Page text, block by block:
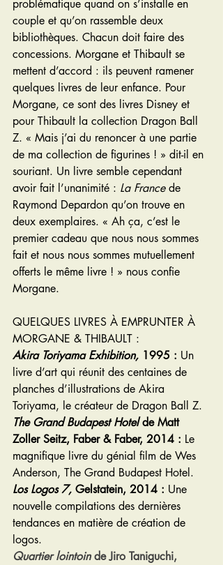
problématique quand on s’installe en
couple et qu’on rassemble deux
bibliothèques. Chacun doit faire des
concessions. Morgane et Thibault se
mettent d’accord : ils peuvent ramener
quelques livres de leur enfance. Pour
Morgane, ce sont des livres Disney et
pour Thibault la collection Dragon Ball
Z. « Mais j’ai du renoncer à une partie
de ma collection de figurines ! » dit-il en
souriant. Un livre semble cependant
avoir fait l’unanimité : La France de
Raymond Depardon qu’on trouve en
deux exemplaires. « Ah ça, c’est le
premier cadeau que nous nous sommes
fait et nous nous sommes mutuellement
offerts le même livre ! » nous confie
Morgane.
QUELQUES LIVRES À EMPRUNTER À
MORGANE & THIBAULT :
Akira Toriyama Exhibition, 1995 : Un
livre d’art qui réunit des centaines de
planches d’illustrations de Akira
Toriyama, le créateur de Dragon Ball Z.
The Grand Budapest Hotel de Matt
Zoller Seitz, Faber & Faber, 2014 : Le
magnifique livre du génial film de Wes
Anderson, The Grand Budapest Hotel.
Los Logos 7, Gelstatein, 2014 : Une
nouvelle compilations des dernières
tendances en matière de création de
logos.
Quartier lointoin de Jiro Taniguchi,